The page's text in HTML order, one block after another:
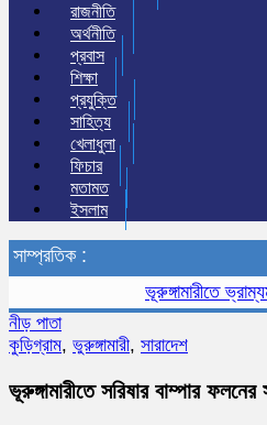
রাজনীতি
অর্থনীতি
প্রবাস
শিক্ষা
প্রযুক্তি
সাহিত্য
খেলাধুলা
ফিচার
মতামত
ইসলাম
সাম্প্রতিক :
ভূরুঙ্গামারীতে ভ্রাম্যমাণ
নীড় পাতা
কুড়িগ্রাম, ভুরুঙ্গামারী, সারাদেশ
ভূরুঙ্গামারীতে সরিষার বাম্পার ফলনের